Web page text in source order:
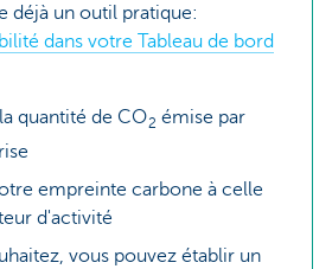
déjà un outil pratique:
dans votre Tableau de bord
quantité de CO2 émise par
empreinte carbone à celle
d'activité
vous pouvez établir un